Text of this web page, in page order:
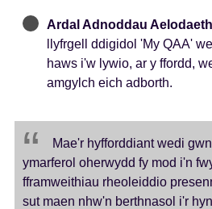
Ardal Adnoddau
llyfrgell ddigidol 'My QAA'
haws i'w lywio, ar y ffordd,
amgylch eich adborth.
Mae'r hyfforddiant wedi
ymarferol oherwydd fy mod i'n
fframweithiau rheoleiddio
sut maen nhw'n berthnasol i'r